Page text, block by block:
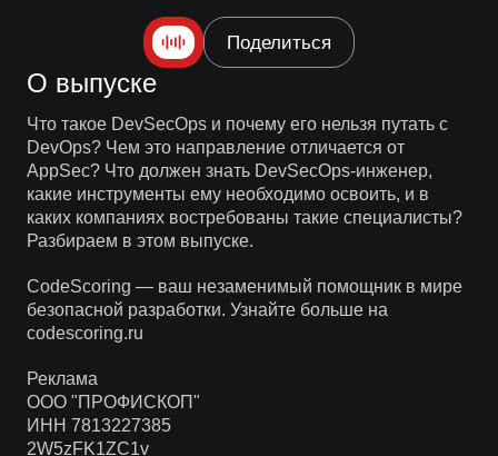
Поделиться
О выпуске
Что такое DevSecOps и почему его нельзя путать с
DevOps? Чем это направление отличается от
AppSec? Что должен знать DevSecOps-инженер,
какие инструменты ему необходимо освоить, и в
каких компаниях востребованы такие специалисты?
Разбираем в этом выпуске.
CodeScoring — ваш незаменимый помощник в мире
безопасной разработки. Узнайте больше на
codescoring.ru
Реклама
ООО "ПРОФИСКОП"
ИНН 7813227385
2W5zFK1ZC1v